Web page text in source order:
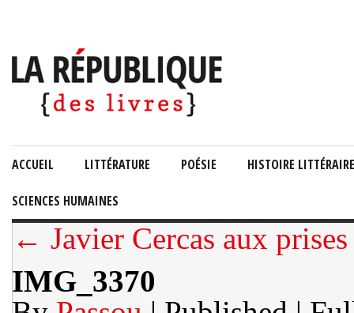
ACCUEIL LITTÉRATURE POÉSIE HISTOIRE LITTÉRAIRE
SCIENCES HUMAINES
← Javier Cercas aux
IMG_3370